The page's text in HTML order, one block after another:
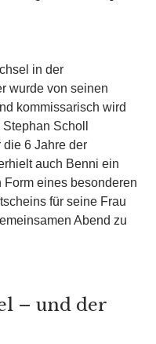
in der
wurde von seinen
kommissarisch wird
Scholl
die 6 Jahre der
auch Benni ein
eines besonderen
für seine Frau
Abend zu
– und der